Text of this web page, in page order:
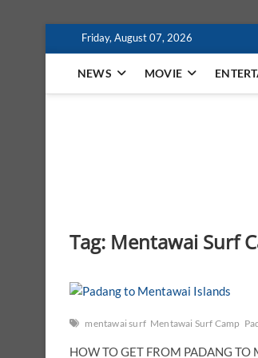
content
Friday, August 07, 2026
NEWS MOVIE
Tag: Mentawai Surf
mentawai surf Mentawai Surf Camp
HOW TO GET FROM PADANG